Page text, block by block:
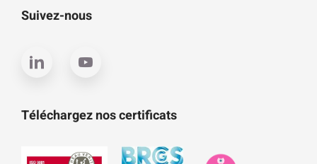
Suivez-nous
Téléchargez nos certificats